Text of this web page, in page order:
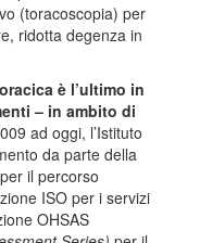
(toracoscopia) per
ridotta degenza in
è l’ultimo in
– in ambito di
ad oggi, l’Istituto
da parte della
il percorso
ISO per i servizi
OHSAS